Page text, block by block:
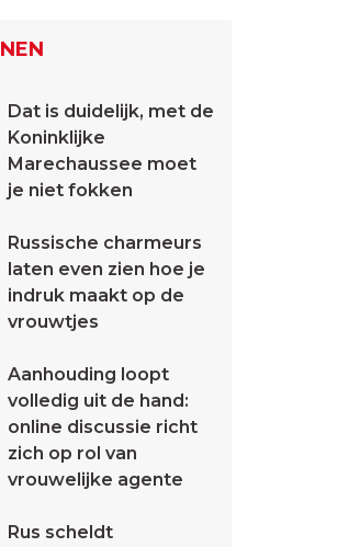
Dat is duidelijk, met de
Koninklijke
Marechaussee moet
je niet fokken
Russische charmeurs
laten even zien hoe je
indruk maakt op de
vrouwtjes
Aanhouding loopt
volledig uit de hand:
online discussie richt
zich op rol van
vrouwelijke agente
Rus scheldt